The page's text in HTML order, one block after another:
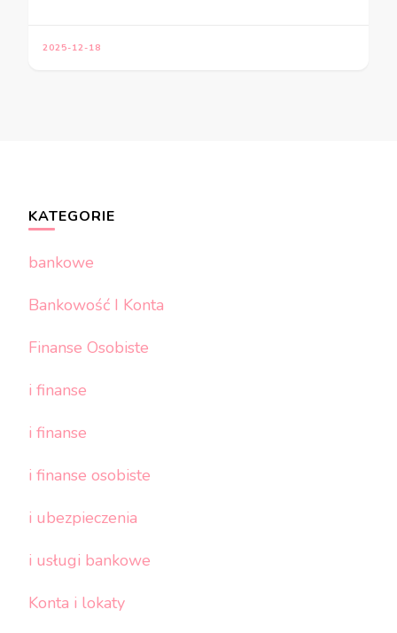
2025-12-18
KATEGORIE
bankowe
Bankowość I Konta
Finanse Osobiste
i finanse
i finanse
i finanse osobiste
i ubezpieczenia
i usługi bankowe
Konta i lokaty